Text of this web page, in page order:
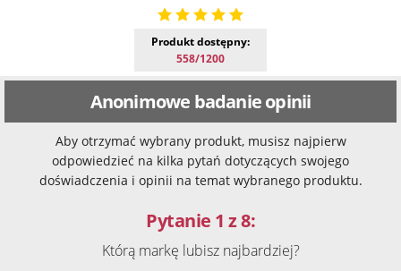
Produkt dostępny:
558/1200
Anonimowe badanie opinii
Aby otrzymać wybrany produkt, musisz najpierw
odpowiedzieć na kilka pytań dotyczących swojego
doświadczenia i opinii na temat wybranego produktu.
Pytanie 1 z 8:
Którą markę lubisz najbardziej?